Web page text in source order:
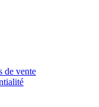
de vente